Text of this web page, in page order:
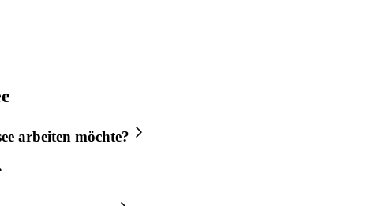
arbeiten möchte?